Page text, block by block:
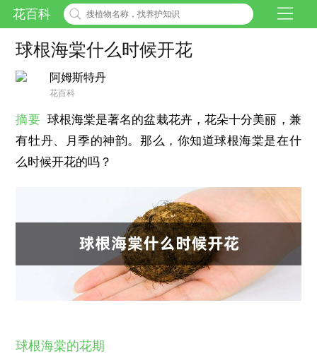
花百科
球根海棠什么时候开花
阿姆斯特丹
花百科
摘要 球根海棠是著名的盆栽花卉，花朵十分美丽，兼
有牡丹、月季的神韵。那么，你知道球根海棠是在什
么时候开花的吗？
球根海棠的花期